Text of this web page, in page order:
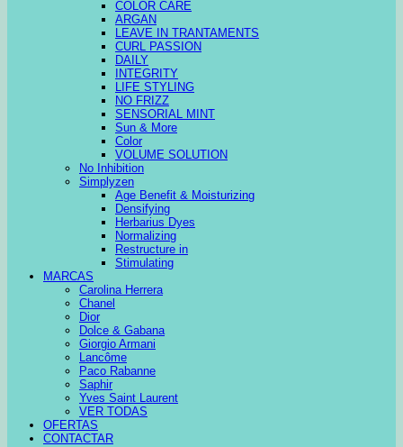
COLOR CARE
ARGAN
LEAVE IN TRANTAMENTS
CURL PASSION
DAILY
INTEGRITY
LIFE STYLING
NO FRIZZ
SENSORIAL MINT
Sun & More
Color
VOLUME SOLUTION
No Inhibition
Simplyzen
Age Benefit & Moisturizing
Densifying
Herbarius Dyes
Normalizing
Restructure in
Stimulating
MARCAS
Carolina Herrera
Chanel
Dior
Dolce & Gabana
Giorgio Armani
Lancôme
Paco Rabanne
Saphir
Yves Saint Laurent
VER TODAS
OFERTAS
CONTACTAR